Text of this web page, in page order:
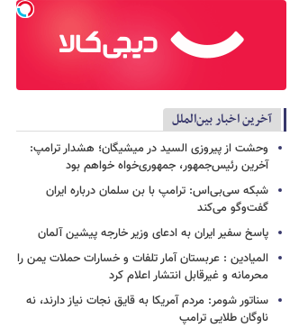
آخرین اخبار بین‌الملل
وحشت از پیروزی السید در میشیگان؛ هشدار ترامپ:
آخرین رئیس‌جمهور، جمهوری‌خواه خواهم بود
شبکه سی‌بی‌اس: ترامپ با بن سلمان درباره ایران
گفت‌وگو می‌کند
پاسخ سفیر ایران به ادعای وزیر خارجه پیشین آلمان
المیادین : عربستان آمار تلفات و خسارات حملات یمن را
محرمانه و غیرقابل انتشار اعلام کرد
سناتور شومر: مردم آمریکا به قایق نجات نیاز دارند، نه
ناوگان طلایی ترامپ